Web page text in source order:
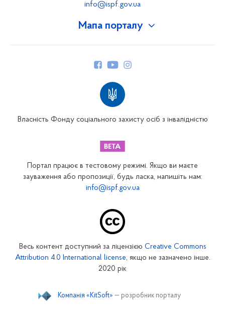
Мапа порталу
Закарпатське відділення
Запорізьке відділення
Кіровоградське відділення
Миколаївське відділення
info@ispf.gov.ua
Власність Фонду соціального захисту осіб з інвалідністю
Портал працює в тестовому режимі. Якщо ви маєте
зауваження або пропозиції, будь ласка, напишіть нам:
info@ispf.gov.ua
Весь контент доступний за ліцензією Creative Commons
Attribution 4.0 International license, якщо не зазначено інше.
2020 рік
Компанія «KitSoft» — розробник порталу